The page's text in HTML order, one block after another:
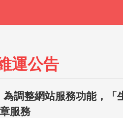
運公告
調整網站服務功能，「
服務